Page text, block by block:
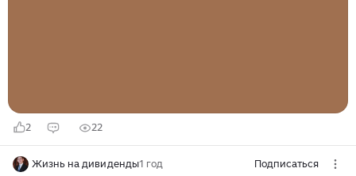
2 22
Жизнь на дивиденды1 год Подписаться